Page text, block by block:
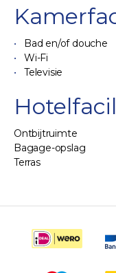
Bad en/of douche
Wi-Fi
Televisie
Ontbijtruimte
Bagage-opslag
Terras